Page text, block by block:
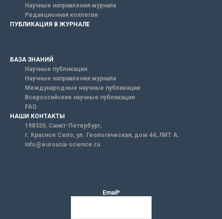
Научные направления журнала
Редакционная коллегия
ПУБЛИКАЦИЯ В ЖУРНАЛЕ
БАЗА ЗНАНИЙ
Научные публикации
Научные направления журнала
Международные научные публикации
Всероссийские научные публикации
FAQ
НАШИ КОНТАКТЫ
198320, Санкт-Петербург,
г. Красное Село, ул. Геологическая, дом 44, ЛИТ А.
info@euroasia-science.ru
Email*